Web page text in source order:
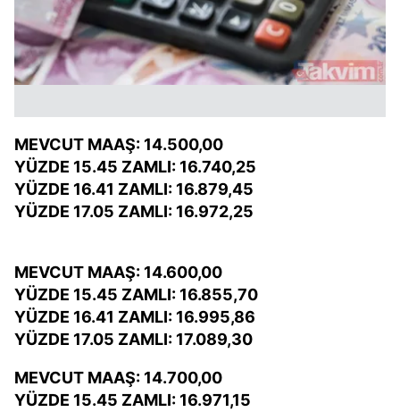
MEVCUT MAAŞ: 14.500,00
YÜZDE 15.45 ZAMLI: 16.740,25
YÜZDE 16.41 ZAMLI: 16.879,45
YÜZDE 17.05 ZAMLI: 16.972,25
MEVCUT MAAŞ: 14.600,00
YÜZDE 15.45 ZAMLI: 16.855,70
YÜZDE 16.41 ZAMLI: 16.995,86
YÜZDE 17.05 ZAMLI: 17.089,30
MEVCUT MAAŞ: 14.700,00
YÜZDE 15.45 ZAMLI: 16.971,15